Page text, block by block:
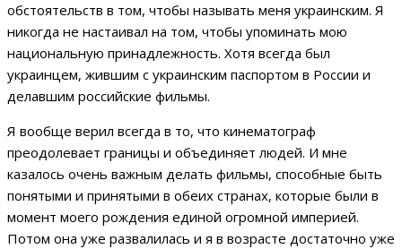
обстоятельств в том, чтобы называть меня украинским. Я
никогда не настаивал на том, чтобы упоминать мою
национальную принадлежность. Хотя всегда был
украинцем, жившим с украинским паспортом в России и
делавшим российские фильмы.
Я вообще верил всегда в то, что кинематограф
преодолевает границы и объединяет людей. И мне
казалось очень важным делать фильмы, способные быть
понятыми и принятыми в обеих странах, которые были в
момент моего рождения единой огромной империей.
Потом она уже развалилась и я в возрасте достаточно уже